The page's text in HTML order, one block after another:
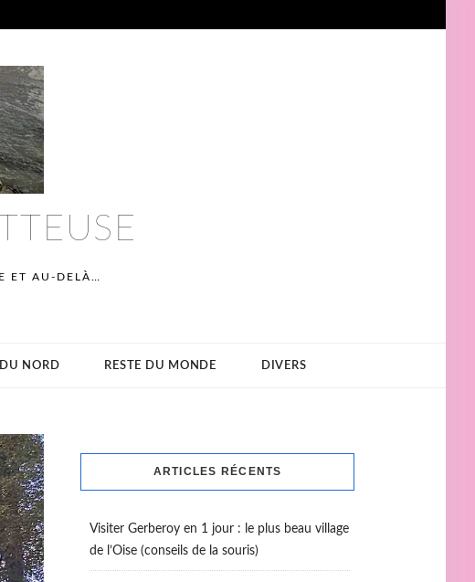
ET AU-DELÀ…
NORD RESTE DU MONDE DIVERS
ARTICLES RÉCENTS
Visiter Gerberoy en 1 jour : le plus beau village
de l’Oise (conseils de la souris)